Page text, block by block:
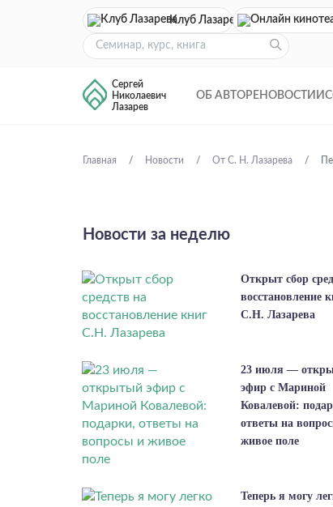
Клуб Лазарева
Сергей
Николаевич
Лазарев
ОБ АВТОРЕ НОВОСТИ
Главная Новости От С. Н. Лазарева
Новости за неделю
Открыт сбор
восстановление
С.Н. Лазарева
23 июля —
эфир с Мариной
Ковалевой:
ответы на
живое поле
Теперь я могу